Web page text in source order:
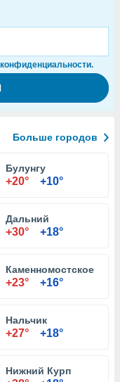
Больше городов
Булунгу
+20° +10°
Дальний
+30° +18°
Каменномостское
+23° +16°
Нальчик
+27° +18°
Нижний Курп